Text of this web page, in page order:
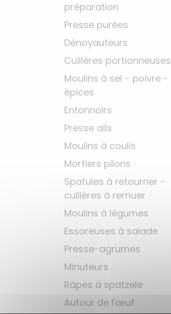
préparation
Presse purées
Dénoyauteurs
Cuillères portionneuses
Moulins à sel - poivre -
épices
Entonnoirs
Presse ails
Moulins à coulis
Mortiers pilons
Spatules à retourner -
cuillères à remuer
Moulins à légumes
Essoreuses à salade
Presse-agrumes
Minuteurs
Râpes à spatzele
Autour de l'œuf